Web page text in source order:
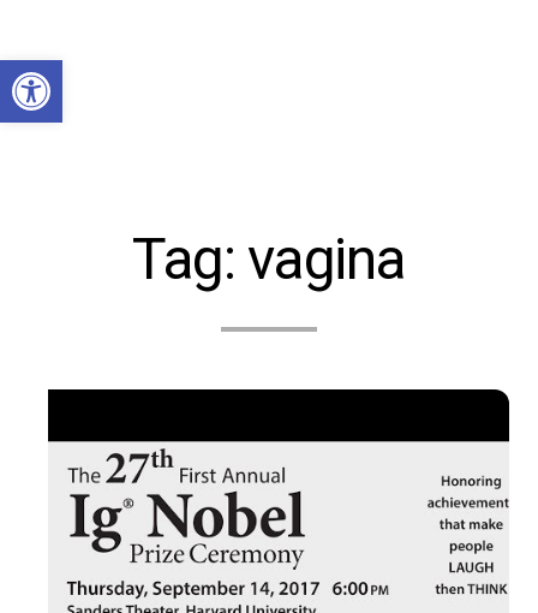
Abrir a barra de ferramentas
Tag: vagina